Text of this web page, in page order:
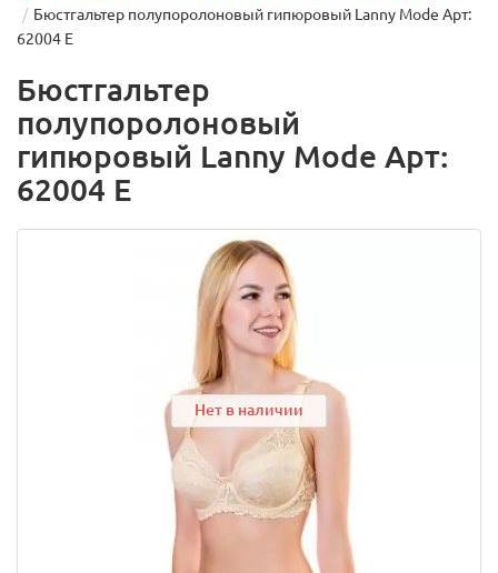
Бюстгальтер полупоролоновый гипюровый Lanny Mode Арт:
62004 E
Бюстгальтер
полупоролоновый
гипюровый Lanny Mode Арт:
62004 E
Нет в наличии